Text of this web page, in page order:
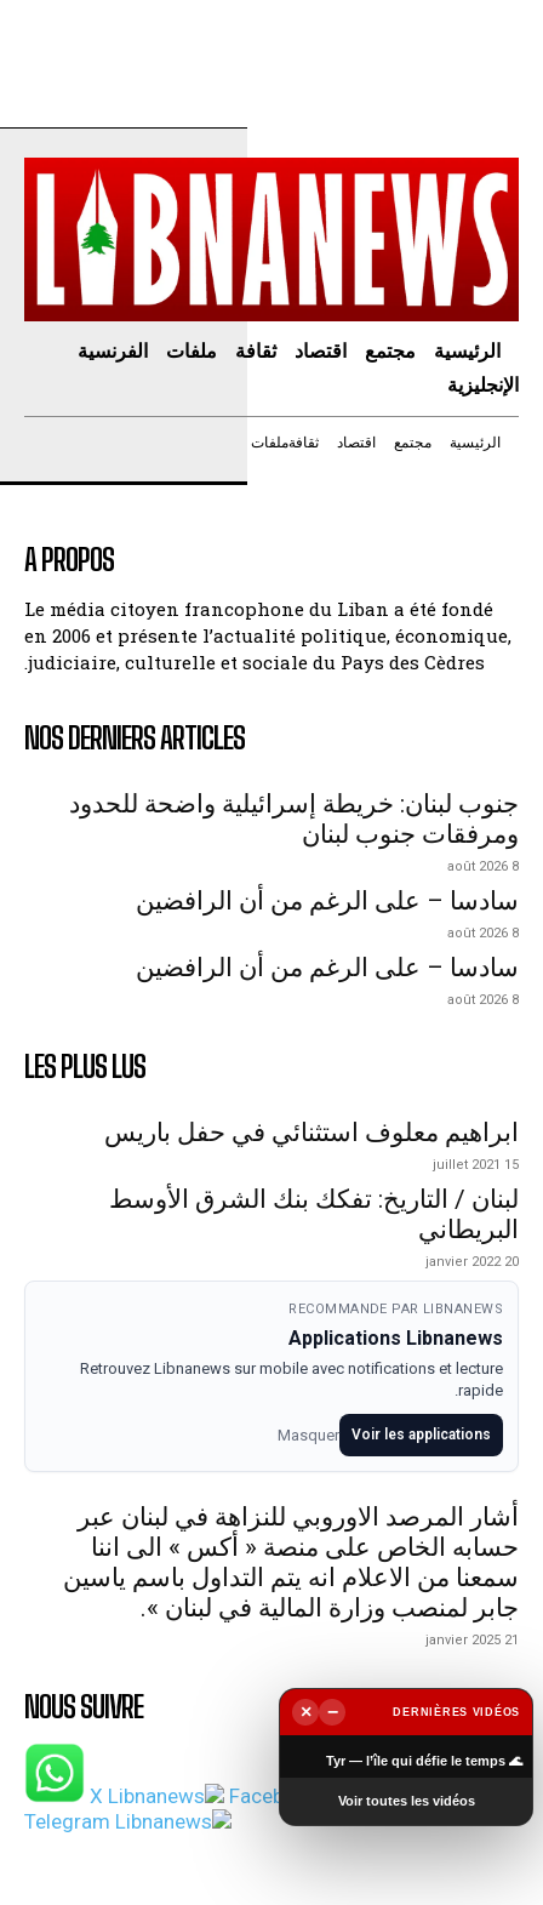
الرئيسية مجتمع اقتصاد ثقافة ملفات
الفرنسية
الإنجليزية
الرئيسية مجتمع اقتصاد ثقافةملفات
A PROPOS
Le média citoyen francophone du Liban a été fondé
en 2006 et présente l’actualité politique, économique,
judiciaire, culturelle et sociale du Pays des Cèdres.
NOS DERNIERS ARTICLES
جنوب لبنان: خريطة إسرائيلية واضحة للحدود
ومرفقات جنوب لبنان
8 août 2026
سادسا – على الرغم من أن الرافضين
8 août 2026
سادسا – على الرغم من أن الرافضين
8 août 2026
LES PLUS LUS
ابراهيم معلوف استثنائي في حفل باريس
15 juillet 2021
لبنان / التاريخ: تفكك بنك الشرق الأوسط
البريطاني
20 janvier 2022
RECOMMANDE PAR LIBNANEWS
Applications Libnanews
Retrouvez Libnanews sur mobile avec notifications et lecture
rapide.
Voir les applications
Masquer
أشار المرصد الاوروبي للنزاهة في لبنان عبر
حسابه الخاص على منصة « أكس » الى اننا
سمعنا من الاعلام انه يتم التداول باسم ياسين
جابر لمنصب وزارة المالية في لبنان ».
21 janvier 2025
NOUS SUIVRE DERNIÈRES VIDÉOS
−
×
🌊 Tyr — l’île qui défie le temps
Voir toutes les vidéos